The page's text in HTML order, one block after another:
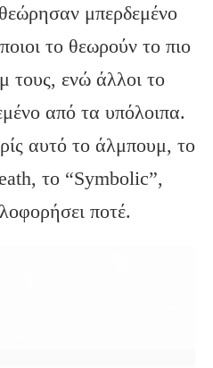
μπερδεμένο
το θεωρούν το πιο
τους, ενώ άλλοι το
από τα υπόλοιπα.
αυτό το άλμπουμ, το
το “Symbolic”,
ποτέ.